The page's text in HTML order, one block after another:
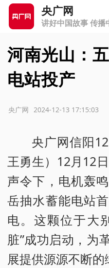
央广网
讲好中国故事 传播
河南光山：
电站投产
2024-12-13 17:15:03
央广网
央广网信阳
王勇生）12月12
声令下，电机轰
岳抽水蓄能电站
电。这颗位于大
脏”成功启动，为
展提供源源不断的